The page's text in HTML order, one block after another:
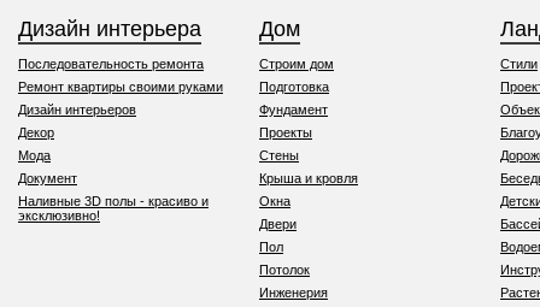
Дизайн интерьера
Последовательность ремонта
Ремонт квартиры своими руками
Дизайн интерьеров
Декор
Мода
Документ
Наливные 3D полы - красиво и
эксклюзивно!
Дом
Строим дом
Подготовка
Фундамент
Проекты
Стены
Крыша и кровля
Окна
Двери
Пол
Потолок
Инженерия
Стили